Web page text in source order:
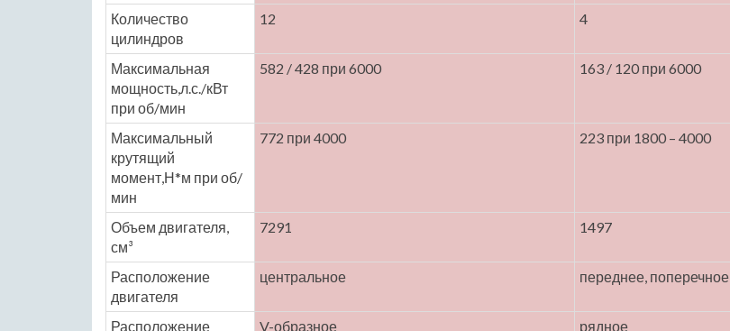
Количество
цилиндров
12 4
Максимальная
мощность,л.с./кВт
при об/мин
582 / 428 при 6000 163 / 120 при 6000
Максимальный
крутящий
момент,Н*м при об/
мин
772 при 4000 223 при 1800 – 4000
Объем двигателя,
см³
7291 1497
Расположение
двигателя
центральное переднее, поперечное
Расположение
V-образное рядное